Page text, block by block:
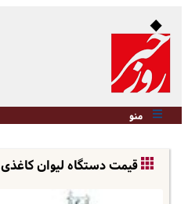
منو
قیمت دستگاه لیوان کاغذی